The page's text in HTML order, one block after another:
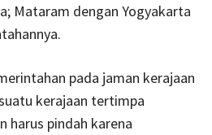
Mataram dengan Yogyakarta
pada jaman kerajaan
kerajaan tertimpa
harus pindah karena